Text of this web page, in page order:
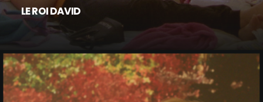
LE ROI DAVID